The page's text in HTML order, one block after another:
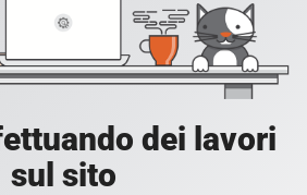
dei lavori
sul sito